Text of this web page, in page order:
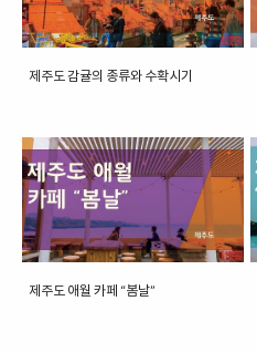
제주도 감귤의 종류와 수확시기
제주도 애월 카페 “봄날”